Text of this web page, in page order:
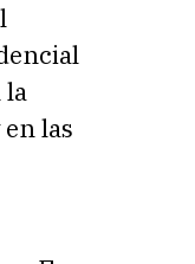
la
las